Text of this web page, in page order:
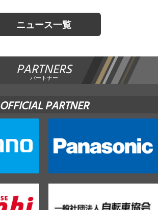
ニュース一覧
PARTNERS
パートナー
OFFICIAL PARTNER